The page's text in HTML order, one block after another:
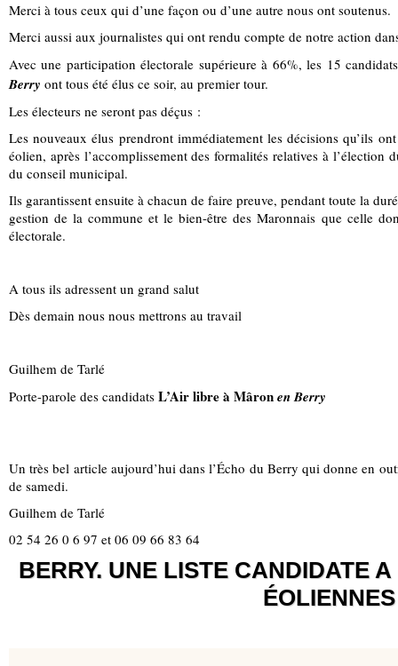
Merci à tous ceux qui d’une façon ou d’une autre nous ont soutenus.
Merci aussi aux journalistes qui ont rendu compte de notre action
Avec une participation électorale supérieure à 66%, les 15
Berry ont tous été élus ce soir, au premier tour.
Les électeurs ne seront pas déçus :
Les nouveaux élus prendront immédiatement les décisions qu’ils
éolien, après l’accomplissement des formalités relatives à l’élection
du conseil municipal.
Ils garantissent ensuite à chacun de faire preuve, pendant toute la
gestion de la commune et le bien-être des Maronnais que celle
électorale.
A tous ils adressent un grand salut
Dès demain nous nous mettrons au travail
Guilhem de Tarlé
Porte-parole des candidats L’Air libre à Mâronen Berry
Un très bel article aujourd’hui dans l’Écho du Berry qui donne en
de samedi.
Guilhem de Tarlé
02 54 26 0 6 97 et 06 09 66 83 64
BERRY. UNE LISTE CANDIDATE
ÉOLIENNES